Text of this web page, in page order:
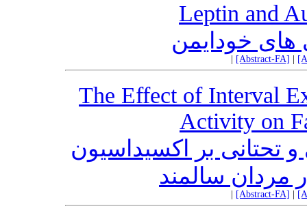
Leptin and
های خودایمن
[Abstract-FA]
The Effect of Interval
Activity on
و تحتانی بر اکسیداسیون
مردان سالمند
[Abstract-FA]